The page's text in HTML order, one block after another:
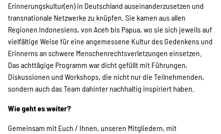
Erinnerungskultur(en) in Deutschland auseinanderzusetzen und
transnationale Netzwerke zu knüpfen. Sie kamen aus allen
Regionen Indonesiens, von Aceh bis Papua, wo sie sich jeweils auf
vielfältige Weise für eine angemessene Kultur des Gedenkens und
Erinnerns an schwere Menschenrechtsverletzungen einsetzen.
Das achttägige Programm war dicht gefüllt mit Führungen,
Diskussionen und Workshops, die nicht nur die Teilnehmenden,
sondern auch das Team dahinter nachhaltig inspiriert haben.
Wie geht es weiter?
Gemeinsam mit Euch / Ihnen, unseren Mitgliedern, mit